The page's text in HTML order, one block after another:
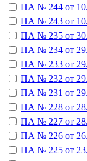
ПА № 244 от
ПА № 243 от
ПА № 235 от
ПА № 234 от
ПА № 233 от
ПА № 232 от
ПА № 231 от
ПА № 228 от
ПА № 227 от
ПА № 226 от
ПА № 225 от